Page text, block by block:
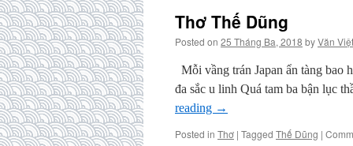
Thơ Thế Dũng
Posted on 25 Tháng Ba, 2018 byVăn Việt
Mỗi vầng trán Japan ẩn tàng bao
đa sắc u linh Quá tam ba bận lục
reading →
Posted in Thơ | Tagged Thế Dũng |